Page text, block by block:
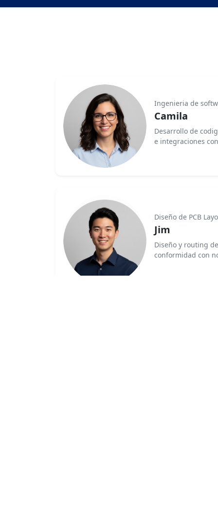
Ingenieria de
Camila
Desarrollo de
e integraciones
Diseño de PCB
Jim
Diseño y routing
conformidad con